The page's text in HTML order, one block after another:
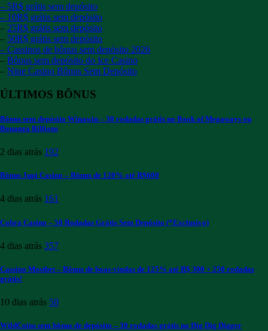
– 5R$ grátis sem depósito
– 10R$ grátis sem depósito
– 25R$ grátis sem depósito
– 50R$ grátis sem depósito
– Cassinos de bônus sem depósito 2026
– Bônus sem depósito do Ice Casino
– Nine Casino Bônus Sem Depósito
ÚLTIMOS BÔNUS
Bônus sem depósito Winawin – 30 rodadas grátis no Book of Megaways ou
Bonanza Billions
2 dias atrás 192
Bônus Jupi Casino – Bônus de 120% até R$600
4 dias atrás 161
Cobra Casino – 50 Rodadas Grátis Sem Depósito (*Exclusivo)
4 dias atrás 357
Cassino Mostbet – Bônus de boas-vindas de 125% até R$ 300 + 250 rodadas
grátis!
10 dias atrás 50
WildCoins sem bônus de depósito – 30 rodadas grátis no Dig Dig Digger